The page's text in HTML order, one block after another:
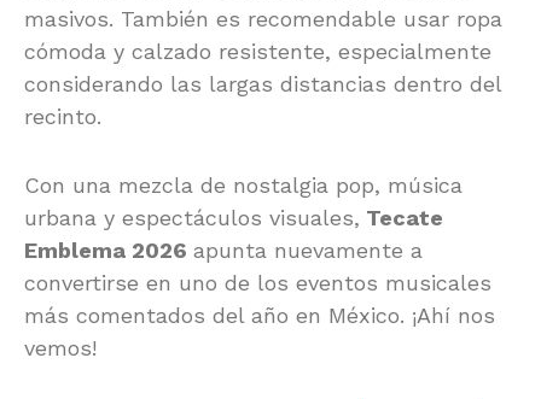
masivos. También es recomendable usar ropa
cómoda y calzado resistente, especialmente
considerando las largas distancias dentro del
recinto.
Con una mezcla de nostalgia pop, música
urbana y espectáculos visuales, Tecate
Emblema 2026 apunta nuevamente a
convertirse en uno de los eventos musicales
más comentados del año en México. ¡Ahí nos
vemos!